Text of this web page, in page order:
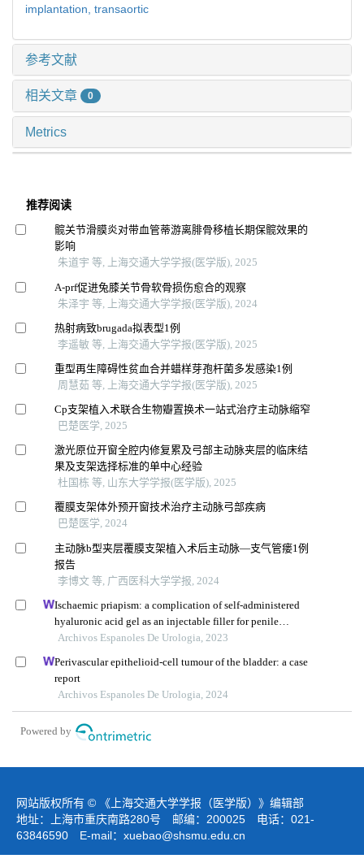
implantation, transaortic
参考文献
相关文章 0
Metrics
推荐阅读
髋关节滑膜炎对带血管蒂游离腓骨移植长期保髋效果的
影响
朱道宇 等, 上海交通大学学报(医学版), 2025
A-prf促进兔膝关节骨软骨损伤愈合的观察
朱泽宇 等, 上海交通大学学报(医学版), 2024
热射病致brugada拟表型1例
李遥敏 等, 上海交通大学学报(医学版), 2025
重型再生障碍性贫血合并蜡样芽孢杆菌多发感染1例
周慧茹 等, 上海交通大学学报(医学版), 2025
Cp支架植入术联合生物瓣置换术一站式治疗主动脉缩窄
巴楚医学, 2025
激光原位开窗全腔内修复累及弓部主动脉夹层的临床结
果及支架选择标准的单中心经验
杜国栋 等, 山东大学学报(医学版), 2025
覆膜支架体外预开窗技术治疗主动脉弓部疾病
巴楚医学, 2024
主动脉b型夹层覆膜支架植入术后主动脉—支气管瘘1例
报告
李博文 等, 广西医科大学学报, 2024
Ischaemic priapism: a complication of self-administered
hyaluronic acid gel as an injectable filler for penile
augmentation
Archivos Espanoles De Urologia, 2023
Perivascular epithelioid-cell tumour of the bladder: a case
report
Archivos Espanoles De Urologia, 2024
Powered by
网站版权所有 © 《上海交通大学学报（医学版）》编辑部
地址：上海市重庆南路280号 邮编：200025 电话：021-
63846590 E-mail： xuebao@shsmu.edu.cn